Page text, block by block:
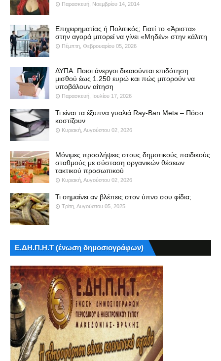
Παρασκευή, Νοεμβρίου 14, 2014
Επιχειρηματίας ή Πολιτικός; Γιατί το «Άριστα»
στην αγορά μπορεί να γίνει «Μηδέν» στην κάλπη
Πέμπτη, Φεβρουαρίου 05, 2026
ΔΥΠΑ: Ποιοι άνεργοι δικαιούνται επιδότηση
μισθού έως 1.250 ευρώ και πώς μπορούν να
υποβάλουν αίτηση
Παρασκευή, Ιουλίου 17, 2026
Τι είναι τα έξυπνα γυαλιά Ray-Ban Meta – Πόσο
κοστίζουν
Κυριακή, Αυγούστου 02, 2026
Μόνιμες προσλήψεις στους δημοτικούς παιδικούς
σταθμούς με σύσταση οργανικών θέσεων
τακτικού προσωπικού
Κυριακή, Αυγούστου 02, 2026
Τι σημαίνει αν βλέπεις στον ύπνο σου φίδια;
Τρίτη, Αυγούστου 05, 2025
Ε.ΔΗ.Π.Η.Τ (ένωση δημοσιογράφων)